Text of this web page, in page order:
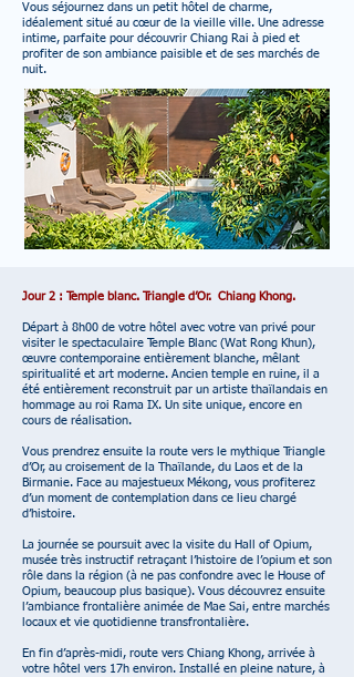
Vous séjournez dans un petit hôtel de charme,
idéalement situé au cœur de la vieille ville. Une adresse
intime, parfaite pour découvrir Chiang Rai à pied et
profiter de son ambiance paisible et de ses marchés de
nuit.
Jour 2 : Temple blanc. Triangle d’Or. Chiang Khong.
Départ à 8h00 de votre hôtel avec votre van privé pour
visiter le spectaculaire Temple Blanc (Wat Rong Khun),
œuvre contemporaine entièrement blanche, mêlant
spiritualité et art moderne. Ancien temple en ruine, il a
été entièrement reconstruit par un artiste thaïlandais en
hommage au roi Rama IX. Un site unique, encore en
cours de réalisation.
Vous prendrez ensuite la route vers le mythique Triangle
d’Or, au croisement de la Thaïlande, du Laos et de la
Birmanie. Face au majestueux Mékong, vous profiterez
d’un moment de contemplation dans ce lieu chargé
d’histoire.
La journée se poursuit avec la visite du Hall of Opium,
musée très instructif retraçant l’histoire de l’opium et son
rôle dans la région (à ne pas confondre avec le House of
Opium, beaucoup plus basique). Vous découvrez ensuite
l’ambiance frontalière animée de Mae Sai, entre marchés
locaux et vie quotidienne transfrontalière.
En fin d’après-midi, route vers Chiang Khong, arrivée à
votre hôtel vers 17h environ. Installé en pleine nature, à